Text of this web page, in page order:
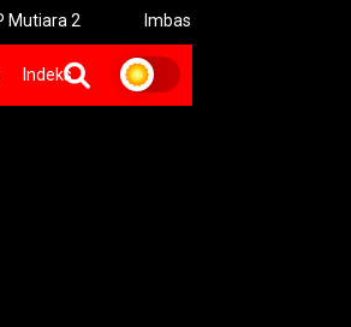
Imbas Kebakaran Savana Bromo Kini
Indeks